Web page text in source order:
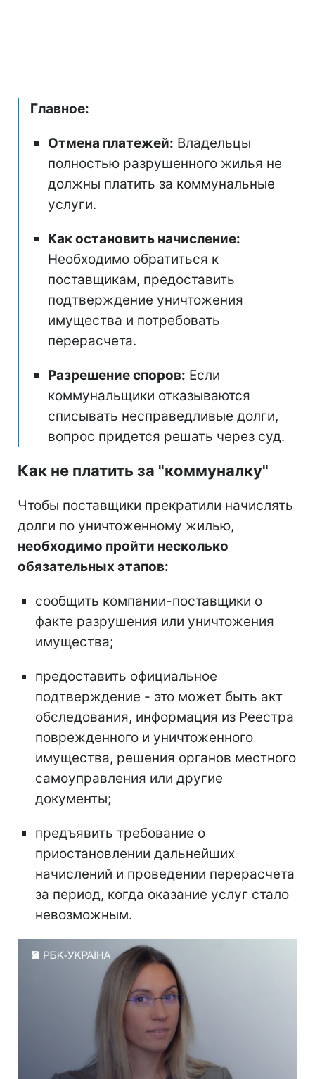
Главное:
Отмена платежей: Владельцы
полностью разрушенного жилья не
должны платить за коммунальные
услуги.
Как остановить начисление:
Необходимо обратиться к
поставщикам, предоставить
подтверждение уничтожения
имущества и потребовать
перерасчета.
Разрешение споров: Если
коммунальщики отказываются
списывать несправедливые долги,
вопрос придется решать через суд.
Как не платить за "коммуналку"
Чтобы поставщики прекратили начислять
долги по уничтоженному жилью,
необходимо пройти несколько
обязательных этапов:
сообщить компании-поставщики о
факте разрушения или уничтожения
имущества;
предоставить официальное
подтверждение - это может быть акт
обследования, информация из Реестра
поврежденного и уничтоженного
имущества, решения органов местного
самоуправления или другие
документы;
предъявить требование о
приостановлении дальнейших
начислений и проведении перерасчета
за период, когда оказание услуг стало
невозможным.